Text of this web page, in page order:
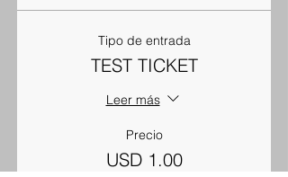
Tipo de entrada
TEST TICKET
Leer más
Precio
USD 1.00